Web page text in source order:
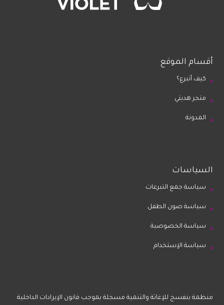
أقسام الموقع
كيف أتبرع؟
متجر هديتي
المدونة
السياسات
سياسة جمع التبرعات
سياسة صون الطفل
سياسة الخصوصية
سياسة الإستخدام
منظمة بنفسج للإغاثة والتنمية مسجلة بموجب قانون الإيرادات الداخلية